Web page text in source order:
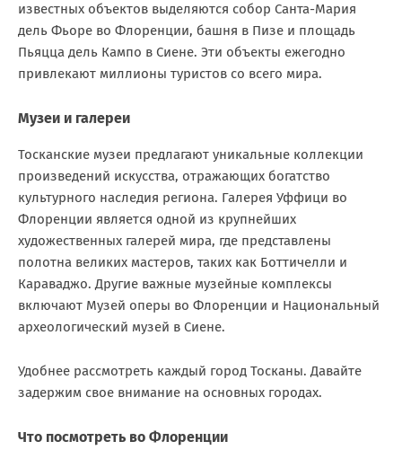
известных объектов выделяются собор Санта-Мария
дель Фьоре во Флоренции, башня в Пизе и площадь
Пьяцца дель Кампо в Сиене. Эти объекты ежегодно
привлекают миллионы туристов со всего мира.
Музеи и галереи
Тосканские музеи предлагают уникальные коллекции
произведений искусства, отражающих богатство
культурного наследия региона. Галерея Уффици во
Флоренции является одной из крупнейших
художественных галерей мира, где представлены
полотна великих мастеров, таких как Боттичелли и
Караваджо. Другие важные музейные комплексы
включают Музей оперы во Флоренции и Национальный
археологический музей в Сиене.
Удобнее рассмотреть каждый город Тосканы. Давайте
задержим свое внимание на основных городах.
Что посмотреть во Флоренции